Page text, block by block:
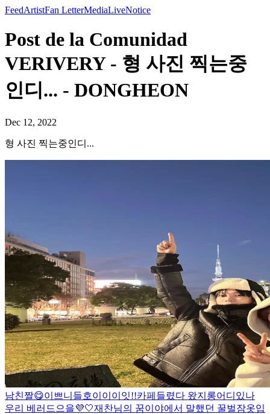
FeedArtistFan LetterMediaLiveNotice
Post de la Comunidad
VERIVERY - 형 사진 찍는중
인디... - DONGHEON
Dec 12, 2022
형 사진 찍는중인디...
남친짤😋이쁘니들호이이이잇!!카페들렸다 왔지롱어디있나
우리 베러드으을💜🤍재찬님의 꿈이야에서 말했던 꿀벌잠옷입